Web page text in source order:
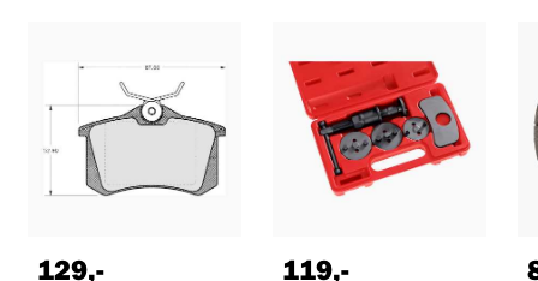
129,- 119,-